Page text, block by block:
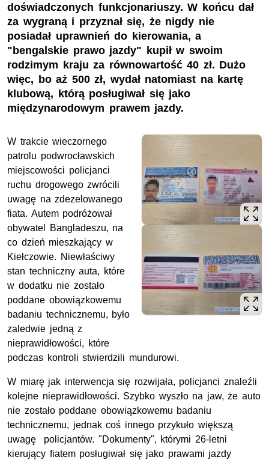
doświadczonych funkcjonariuszy. W końcu dał
za wygraną i przyznał się, że nigdy nie
posiadał uprawnień do kierowania, a
"bengalskie prawo jazdy" kupił w swoim
rodzimym kraju za równowartość 40 zł. Dużo
więc, bo aż 500 zł, wydał natomiast na kartę
klubową, którą posługiwał się jako
międzynarodowym prawem jazdy.
W trakcie wieczornego
patrolu podwrocławskich
miejscowości policjanci
ruchu drogowego zwrócili
uwagę na zdezelowanego
fiata. Autem podróżował
obywatel Bangladeszu, na
co dzień mieszkający w
Kiełczowie. Niewłaściwy
stan techniczny auta, które
w dodatku nie zostało
poddane obowiązkowemu
badaniu technicznemu, było
zaledwie jedną z
nieprawidłowości, które
podczas kontroli stwierdzili mundurowi.
W miarę jak interwencja się rozwijała, policjanci znaleźli
kolejne nieprawidłowości. Szybko wyszło na jaw, że auto
nie zostało poddane obowiązkowemu badaniu
technicznemu, jednak coś innego przykuło większą
uwagę policjantów. "Dokumenty", którymi 26-letni
kierujący fiatem posługiwał się jako prawami jazdy